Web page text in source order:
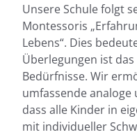
Unsere Schule folgt
Montessoris
Lebens“. Dies
Überlegungen ist
Bedürfnisse. Wir
umfassende
dass alle Kinder in
mit individueller